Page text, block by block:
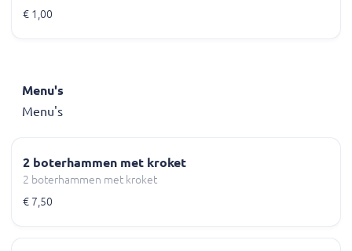
€ 1,00
Menu's
Menu's
2 boterhammen met kroket
2 boterhammen met kroket
€ 7,50